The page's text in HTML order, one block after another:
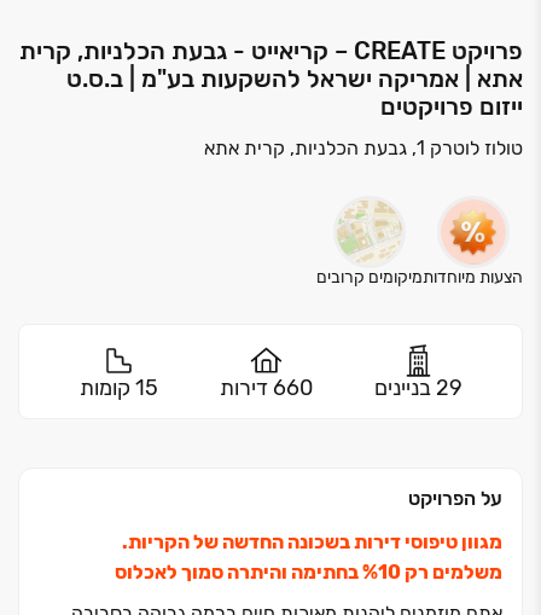
פרויקט CREATE – קריאייט - גבעת הכלניות, קרית
אתא | אמריקה ישראל להשקעות בע"מ | ב.ס.ט
ייזום פרויקטים
טולוז לוטרק 1, גבעת הכלניות, קרית אתא
הצעות מיוחדותמיקומים קרובים
29 בניינים 660 דירות 15 קומות
על הפרויקט
מגוון טיפוסי דירות בשכונה החדשה של הקריות.
משלמים רק ‏10‏% בחתימה והיתרה סמוך לאכלוס